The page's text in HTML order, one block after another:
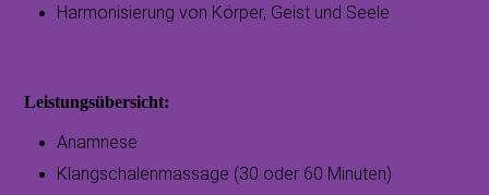
Harmonisierung von Körper, Geist und Seele
Leistungsübersicht:
Anamnese
Klangschalenmassage (30 oder 60 Minuten)